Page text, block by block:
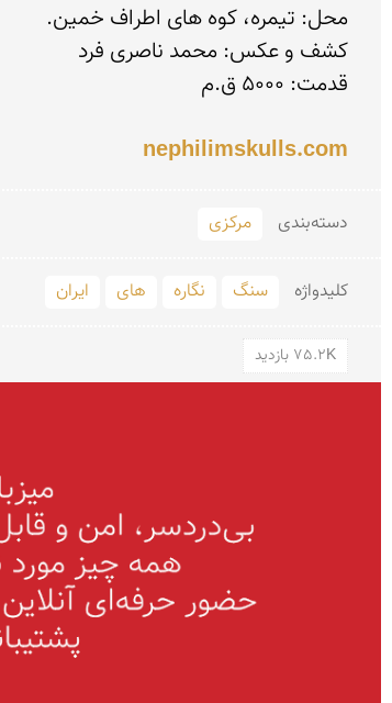
nephilimskulls.com
دسته‌بندی مرکزی
کلید‌واژه سنگ نگاره های ایران
75.2K بازدید